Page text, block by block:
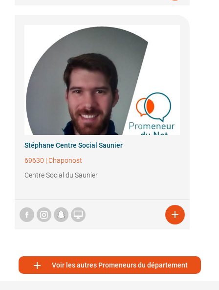
Stéphane Centre Social Saunier
69630 | Chaponost
Centre Social du Saunier
 
 Voir les autres Promeneurs du département